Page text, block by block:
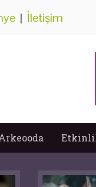
| İletişim